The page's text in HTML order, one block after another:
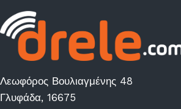
Λεωφόρος Βουλιαγμένης 48
Γλυφάδα, 16675